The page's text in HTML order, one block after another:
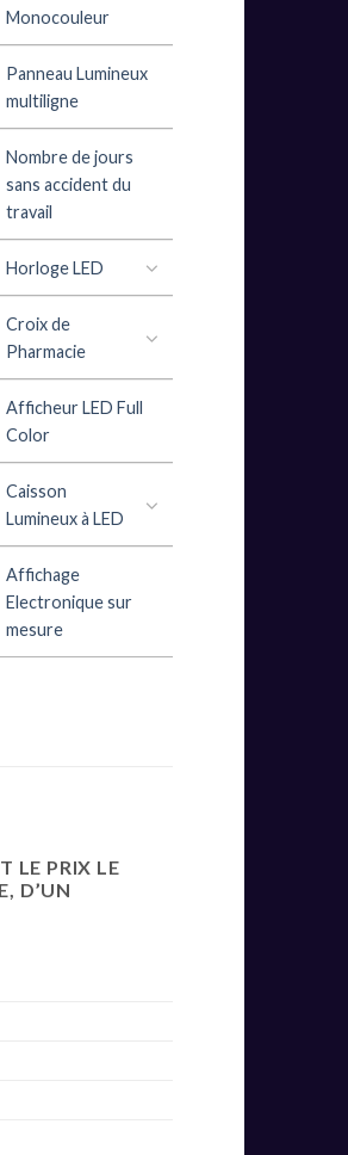
Monocouleur
Panneau Lumineux
multiligne
Nombre de jours
sans accident du
travail
Horloge LED
Croix de
Pharmacie
Afficheur LED Full
Color
Caisson
Lumineux à LED
Affichage
Electronique sur
mesure
LE PRIX LE
D’UN